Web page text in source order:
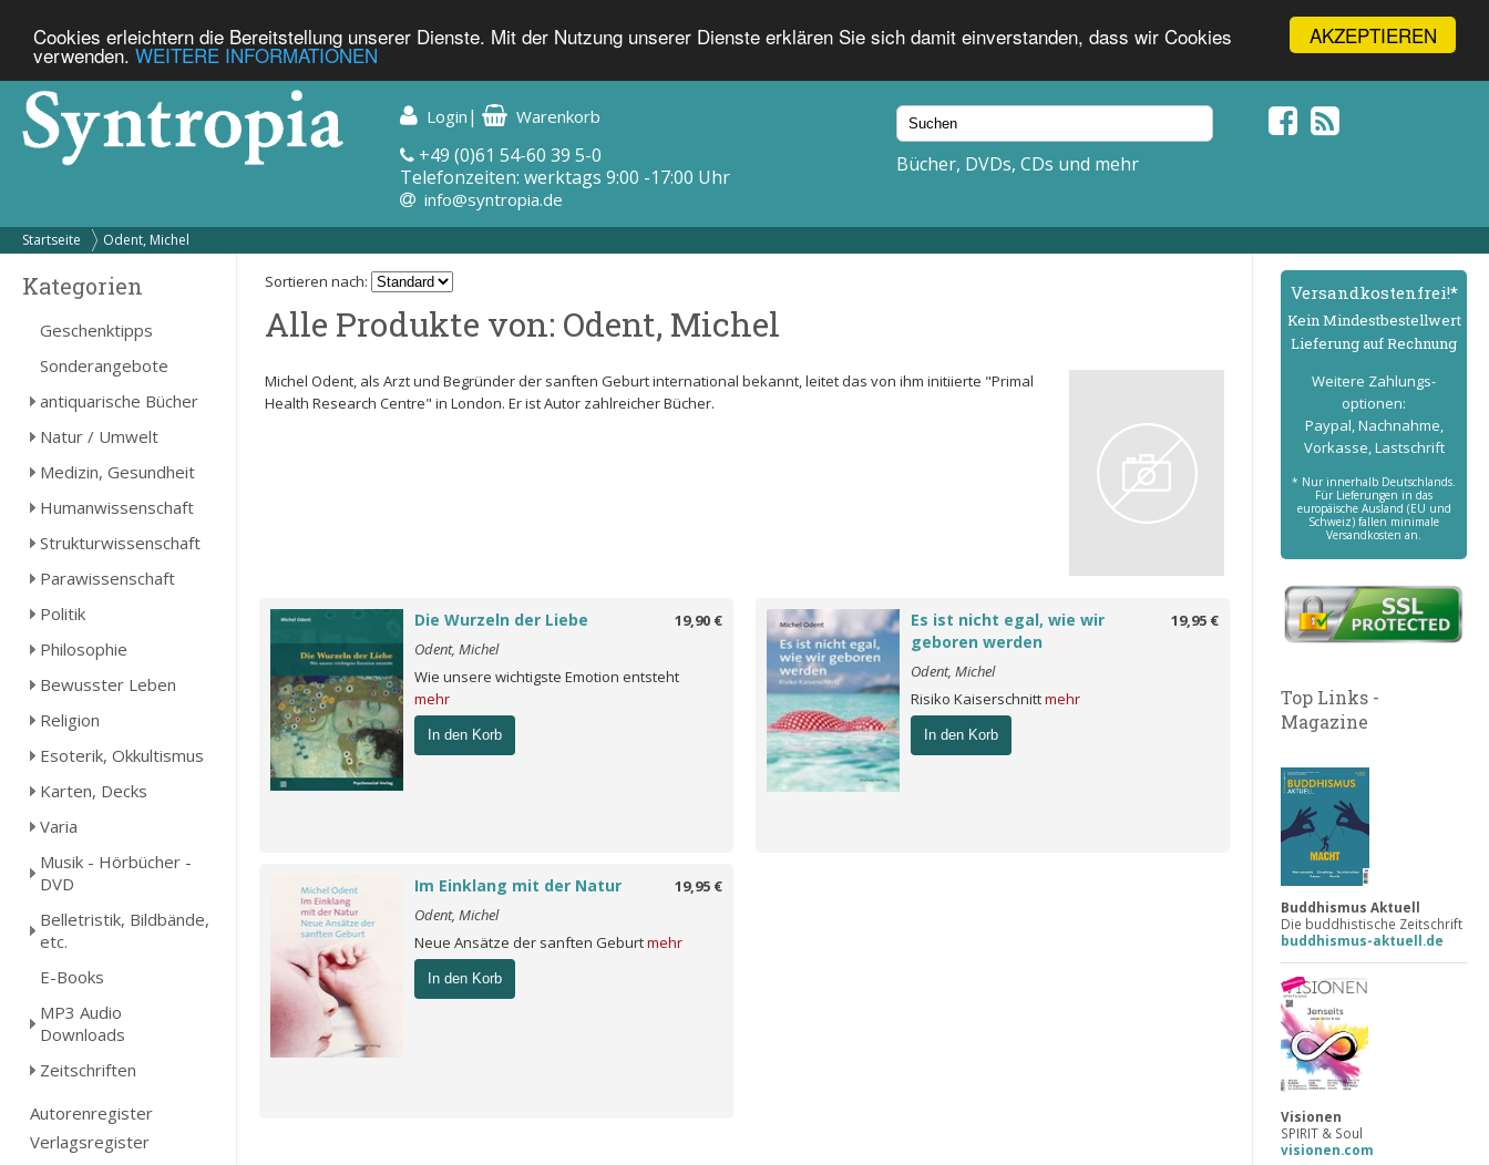
AKZEPTIEREN
Cookies erleichtern die Bereitstellung unserer Dienste. Mit der Nutzung unserer Dienste erklären Sie sich damit einverstanden, dass wir Cookies
verwenden. WEITERE INFORMATIONEN
Login | Warenkorb
+49 (0)61 54-60 39 5-0
Telefonzeiten: werktags 9:00 -17:00 Uhr
info@syntropia.de
Bücher, DVDs, CDs und mehr
Startseite Odent, Michel
Kategorien
Geschenktipps
Sonderangebote
antiquarische Bücher
Natur / Umwelt
Medizin, Gesundheit
Humanwissenschaft
Strukturwissenschaft
Parawissenschaft
Politik
Philosophie
Bewusster Leben
Religion
Esoterik, Okkultismus
Karten, Decks
Varia
Musik - Hörbücher -
DVD
Belletristik, Bildbände,
etc.
E-Books
MP3 Audio
Downloads
Zeitschriften
Autorenregister
Verlagsregister
Sortieren nach:
Alle Produkte von: Odent, Michel
Michel Odent, als Arzt und Begründer der sanften Geburt international bekannt, leitet das von ihm initiierte "Primal
Health Research Centre" in London. Er ist Autor zahlreicher Bücher.
19,90 €
Die Wurzeln der Liebe
Odent, Michel
Wie unsere wichtigste Emotion entsteht
mehr
In den Korb
19,95 €
Es ist nicht egal, wie wir
geboren werden
Odent, Michel
Risiko Kaiserschnittmehr
In den Korb
19,95 €
Im Einklang mit der Natur
Odent, Michel
Neue Ansätze der sanften Geburtmehr
In den Korb
Versand­kostenfrei!*
Kein Mindest­bestell­wert
Lieferung auf Rechnung
Weitere Zahlungs­
optionen:
Paypal, Nachnahme,
Vorkasse, Lastschrift
* Nur innerhalb Deutschlands.
Für Lieferungen in das
europäische Ausland (EU und
Schweiz) fallen minimale
Versandkosten an.
Top Links -
Magazine
Buddhismus Aktuell
Die buddhistische Zeitschrift
buddhismus-aktuell.de
Visionen
SPIRIT & Soul
visionen.com